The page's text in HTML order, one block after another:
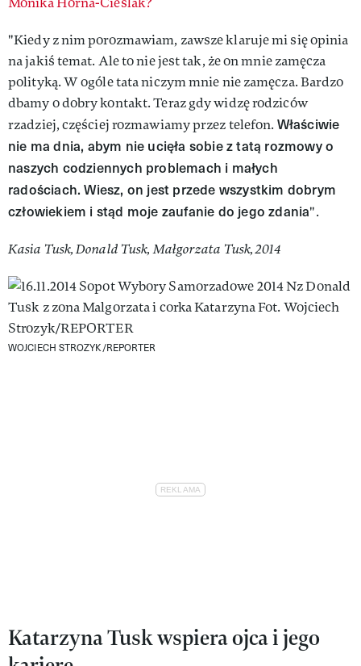
"Kiedy z nim porozmawiam, zawsze klaruje mi się opinia
na jakiś temat. Ale to nie jest tak, że on mnie zamęcza
polityką. W ogóle tata niczym mnie nie zamęcza. Bardzo
dbamy o dobry kontakt. Teraz gdy widzę rodziców
rzadziej, częściej rozmawiamy przez telefon. Właściwie
nie ma dnia, abym nie ucięła sobie z tatą rozmowy o
naszych codziennych problemach i małych
radościach. Wiesz, on jest przede wszystkim dobrym
człowiekiem i stąd moje zaufanie do jego zdania".
Kasia Tusk, Donald Tusk, Małgorzata Tusk, 2014
WOJCIECH STROZYK/REPORTER
Katarzyna Tusk wspiera ojca i jego